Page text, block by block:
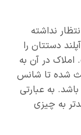
نداشته
دستتان را
املاک در آن به
شده تا شانس
به عبارتی
به چیزی